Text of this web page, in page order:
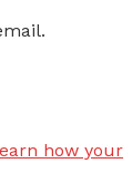
how your